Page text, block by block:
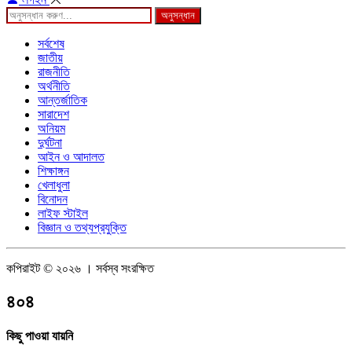
অনুসন্ধান
সর্বশেষ
জাতীয়
রাজনীতি
অর্থনীতি
আন্তর্জাতিক
সারাদেশ
অনিয়ম
দুর্ঘটনা
আইন ও আদালত
শিক্ষাঙ্গন
খেলাধুলা
বিনোদন
লাইফ স্টাইল
বিজ্ঞান ও তথ্যপ্রযুক্তি
কপিরাইট © ২০২৬ । সর্বস্ব সংরক্ষিত
৪০৪
কিছু পাওয়া যায়নি